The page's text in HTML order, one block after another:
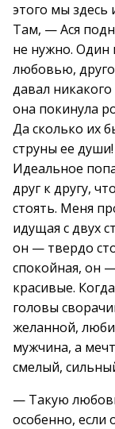
этого мы здесь
Там, — Ася
не нужно. Один
любовью,
давал
она покинула
Да сколько их
струны ее
Идеальное
друг к другу,
стоять. Меня
идущая с двух
он — твердо
спокойная, он
красивые.
головы
желанной,
мужчина, а
смелый,
— Такую
особенно, если